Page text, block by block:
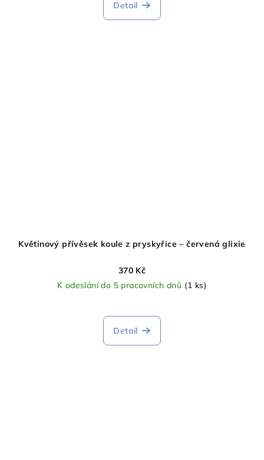
Detail
Květinový přívěsek koule z pryskyřice – červená glixie
370 Kč
K odeslání do 5 pracovních dnů (1 ks)
Detail